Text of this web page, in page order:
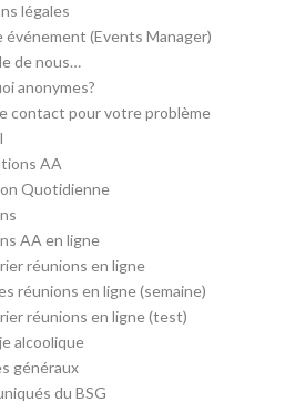
légales
événement (Events Manager)
de nous…
anonymes?
contact pour votre problème
AA
Quotidienne
AA en ligne
réunions en ligne
réunions en ligne (semaine)
réunions en ligne (test)
alcoolique
généraux
du BSG